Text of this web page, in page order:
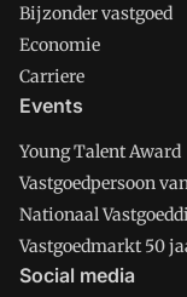
Bijzonder vastgoed
Economie
Carriere
Events
Young Talent Award
Vastgoedpersoon
Nationaal
Vastgoedmarkt 50
Social media